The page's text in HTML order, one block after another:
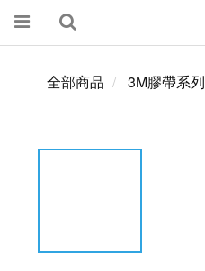
全部商品 3M膠帶系列